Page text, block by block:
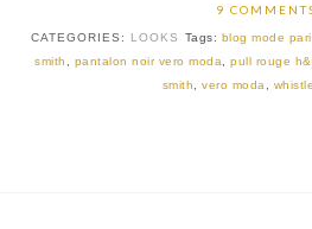
9
CATEGORIES: LOOKS Tags: blog mode
smith
pantalon noir vero moda pull rouge
smith
vero moda